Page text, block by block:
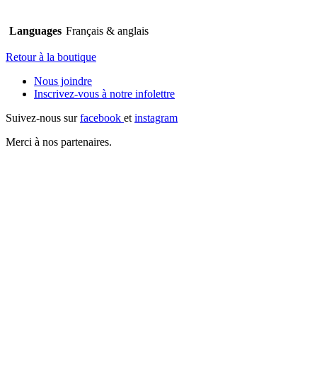
Languages Français & anglais
Retour à la boutique
Nous joindre
Inscrivez-vous à notre infolettre
Suivez-nous sur facebook et instagram
Merci à nos partenaires.